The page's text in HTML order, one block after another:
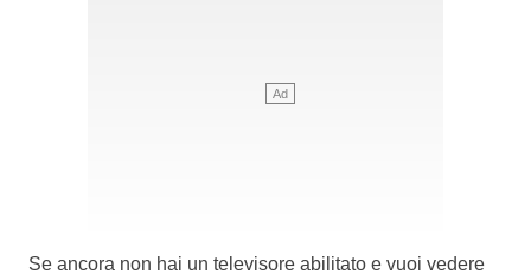
Se ancora non hai un televisore abilitato e vuoi vedere